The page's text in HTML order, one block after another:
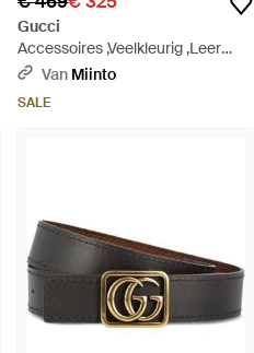
Gucci
Accessoires ,Veelkleurig ,Leer
Leren Riem Met Logo-Gesp -
Van Miinto
SALE